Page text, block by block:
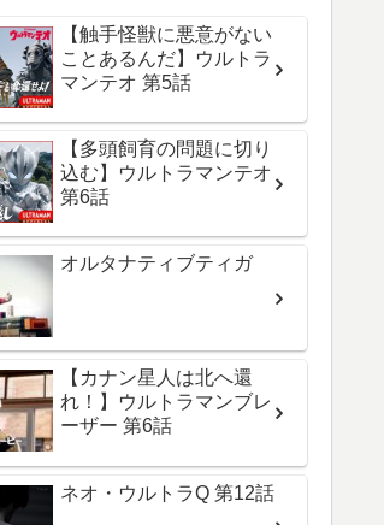
【触手怪獣に悪意がない
ことあるんだ】ウルトラ
マンテオ 第5話
【多頭飼育の問題に切り
込む】ウルトラマンテオ
第6話
オルタナティブティガ
【カナン星人は北へ還
れ！】ウルトラマンブレ
ーザー 第6話
ネオ・ウルトラQ 第12話